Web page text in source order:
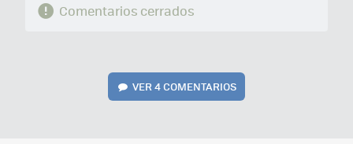
Comentarios cerrados
VER4 COMENTARIOS